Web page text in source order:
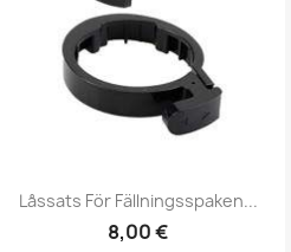
Snabbvy
Låssats För Fällningsspaken...
8,00 €